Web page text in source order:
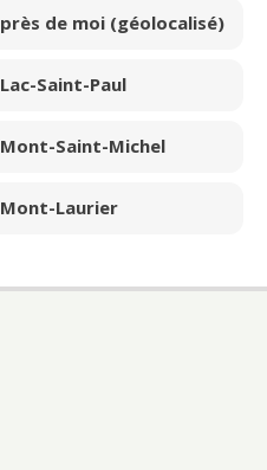
près de moi (géolocalisé)
Lac-Saint-Paul
Mont-Saint-Michel
Mont-Laurier